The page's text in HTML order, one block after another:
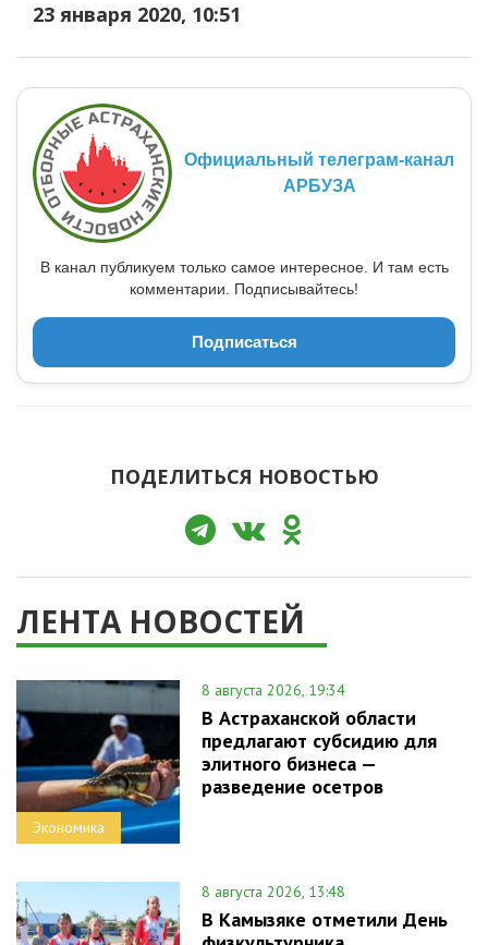
23 января 2020, 10:51
Официальный телеграм-канал
АРБУЗА
В канал публикуем только самое интересное. И там есть
комментарии. Подписывайтесь!
Подписаться
ПОДЕЛИТЬСЯ НОВОСТЬЮ
ЛЕНТА НОВОСТЕЙ
Экономика
8 августа 2026, 19:34
В Астраханской области
предлагают субсидию для
элитного бизнеса —
разведение осетров
8 августа 2026, 13:48
В Камызяке отметили День